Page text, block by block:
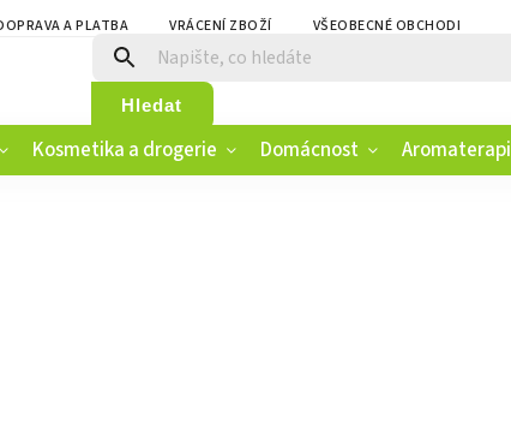
A PLATBA VRÁCENÍ ZBOŽÍ VŠEOBECNÉ OBCHODNÍ
Hledat
Kosmetika a drogerie Domácnost